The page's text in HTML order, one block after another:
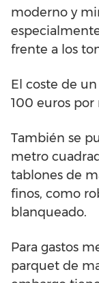
moderno y
frente a los
El coste de
100 euros
También se
metro
tablones de
finos, como
blanqueado.
Para gastos
parquet de